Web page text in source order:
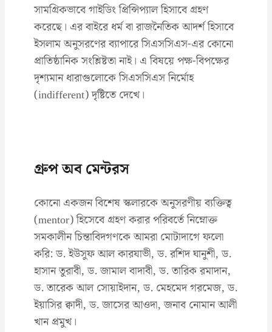
সামগ্রিকভাবে গাইডিং প্রিন্সিপ্যাল হিসাবে গ্রহণ
করেছে। এর বাইরে ধর্ম বা রাজনৈতিক আদর্শ হিসাবে
ইসলাম অনুসরণের ব্যাপারে সিএসসিএস-এর কোনো
প্রাতিষ্ঠানিক সংশ্লিষ্টতা নাই। এ বিষয়ে পক্ষ-বিপক্ষের
দৃশ্যমান ধারাগুলোকে সিএসসিএস নির্মোহ
(indifferent) দৃষ্টিতে দেখে।
গ্রুপ অব মেন্টরস
কোনো একজন বিশেষ স্কলারকে অনুসরণীয় ব্যক্তিত্ব
(mentor) হিসেবে গ্রহণ করার পরিবর্তে নিম্নোক্ত
সমকালীন চিন্তাবিদগণকে আমরা মোটাদাগে ফলো
করি: ড. ইউসুফ আল কারযাভী, ড. রশিদ ঘানুশী, ড.
হাসান তুরাবী, ড. জামাল বাদাবী, ড. তারিক রমাদান,
ড. তারেক আল সোয়াইদান, ড. মেহমেদ গরমেজ, ড.
ইয়াসির ক্বাদী, ড. জাসের আওদা, জনাব নোমান আলী
খান প্রমুখ।